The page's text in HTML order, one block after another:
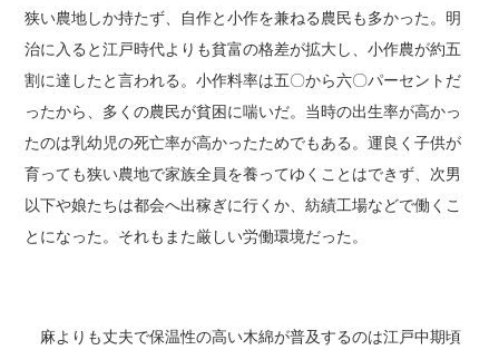
狭い農地しか持たず、自作と小作を兼ねる農民も多かった。明
治に入ると江戸時代よりも貧富の格差が拡大し、小作農が約五
割に達したと言われる。小作料率は五〇から六〇パーセントだ
ったから、多くの農民が貧困に喘いだ。当時の出生率が高かっ
たのは乳幼児の死亡率が高かったためでもある。運良く子供が
育っても狭い農地で家族全員を養ってゆくことはできず、次男
以下や娘たちは都会へ出稼ぎに行くか、紡績工場などで働くこ
とになった。それもまた厳しい労働環境だった。
麻よりも丈夫で保温性の高い木綿が普及するのは江戸中期頃